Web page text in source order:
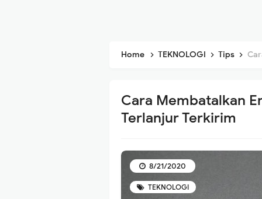
Home TEKNOLOGI Tips
Cara Membatalkan
Terlanjur Terkirim
TEKNOLOGI
8/21/2020